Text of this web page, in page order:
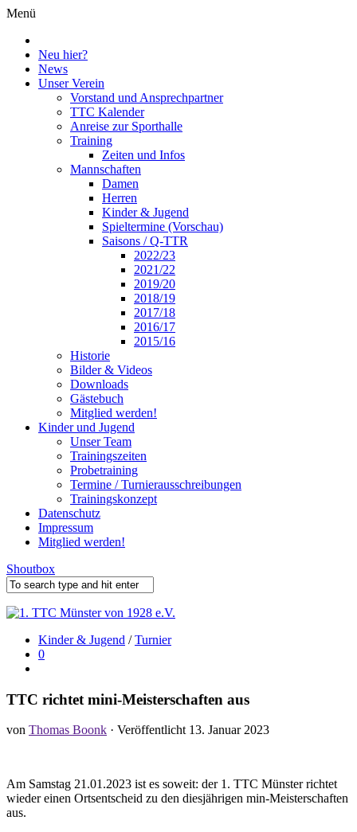
Menü
Neu hier?
News
Unser Verein
Vorstand und Ansprechpartner
TTC Kalender
Anreise zur Sporthalle
Training
Zeiten und Infos
Mannschaften
Damen
Herren
Kinder & Jugend
Spieltermine (Vorschau)
Saisons / Q-TTR
2022/23
2021/22
2019/20
2018/19
2017/18
2016/17
2015/16
Historie
Bilder & Videos
Downloads
Gästebuch
Mitglied werden!
Kinder und Jugend
Unser Team
Trainingszeiten
Probetraining
Termine / Turnierausschreibungen
Trainingskonzept
Datenschutz
Impressum
Mitglied werden!
Shoutbox
Kinder & Jugend / Turnier
0
TTC richtet mini-Meisterschaften aus
von Thomas Boonk · Veröffentlicht 13. Januar 2023
Am Samstag 21.01.2023 ist es soweit: der 1. TTC Münster richtet
wieder einen Ortsentscheid zu den diesjährigen min-Meisterschaften
aus.